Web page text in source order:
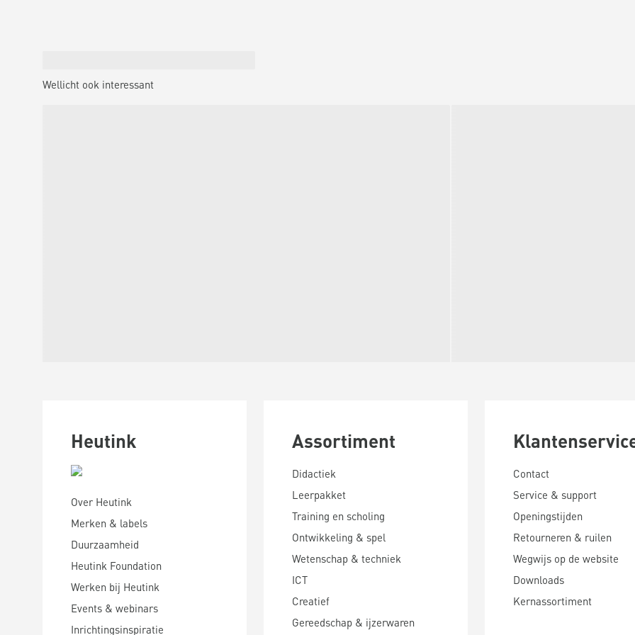
Wellicht ook interessant
Heutink
Over Heutink
Merken & labels
Duurzaamheid
Heutink Foundation
Werken bij Heutink
Events & webinars
Inrichtingsinspiratie
Assortiment
Didactiek
Leerpakket
Training en scholing
Ontwikkeling & spel
Wetenschap & techniek
ICT
Creatief
Gereedschap & ijzerwaren
Contact
Service & support
Openingstijden
Retourneren & ruilen
Wegwijs op de website
Downloads
Kernassortiment